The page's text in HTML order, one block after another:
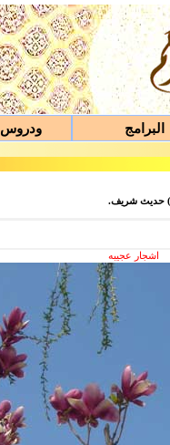
البرامج ودروس
) حديث شريف.
اشجار عجيبه